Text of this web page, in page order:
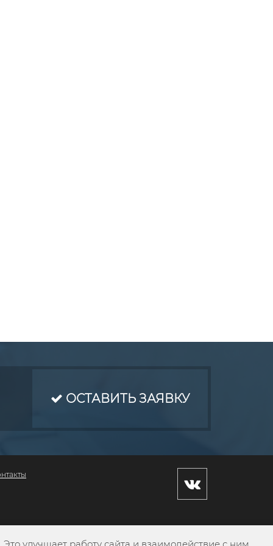
ОСТАВИТЬ ЗАЯВКУ